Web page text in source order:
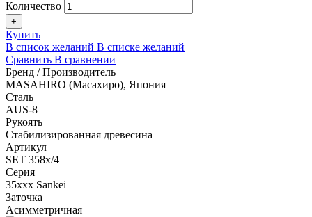
Количество
+
Купить
В список желаний В списке желаний
Сравнить В сравнении
Бренд / Производитель
MASAHIRO (Масахиро), Япония
Сталь
AUS-8
Рукоять
Стабилизированная древесина
Артикул
SET 358х/4
Серия
35xxx Sankei
Заточка
Асимметричная